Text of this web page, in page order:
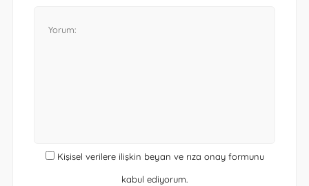
Kişisel verilere ilişkin beyan ve rıza onay formunu
kabul ediyorum.